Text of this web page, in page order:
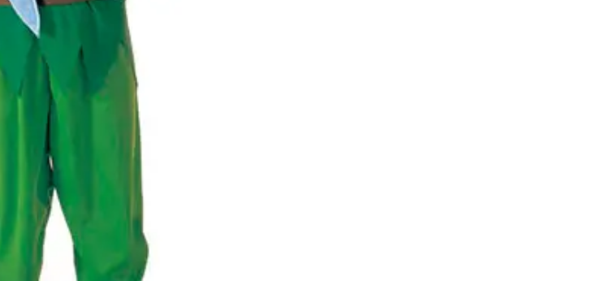
Rövid leírás
Little Peter jelmez 116-os
Részletes
Jó minőségű gyermekjelmez (Little Peter jelmez 116-os),
hogy gyermeke mindig új és változatos egyéniség lehessen.
Anyaga 100 % poliészter, mely 30 C fokon kézzel mosható.
Nem vasalható, nyílt lángtól és sugárzó hőtől kérjük távol
tartani. A méretproblémából adódó jelmezcserénél a
postaköltségek a vevőt terhelik! Jelmezcserénél a
postaköltséget csak minőségi probléma esetén tudjuk
átvállalni. Tájékoztatjuk kedves vásárlóinkat, hogy a
jelmezek nem tartalmazzák a kiegészítőket, mint például
kalapok, varázspálca, seprű, szakáll, bajusz, műanyag
vonatkozik!